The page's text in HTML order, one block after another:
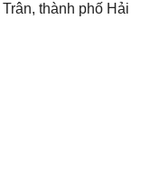
thành phố Hải